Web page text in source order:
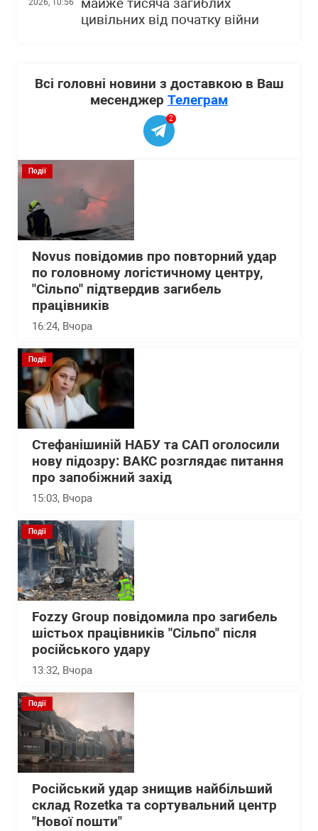
майже тисяча загиблих
цивільних від початку війни
Всі головні новини з доставкою в Ваш
месенджер Телеграм
2
Події
Novus повідомив про повторний удар
по головному логістичному центру,
"Сільпо" підтвердив загибель
працівників
16:24, Вчора
Події
Стефанішиній НАБУ та САП оголосили
нову підозру: ВАКС розглядає питання
про запобіжний захід
15:03, Вчора
Події
Fozzy Group повідомила про загибель
шістьох працівників "Сільпо" після
російського удару
13:32, Вчора
Події
Російський удар знищив найбільший
склад Rozetka та сортувальний центр
"Нової пошти"